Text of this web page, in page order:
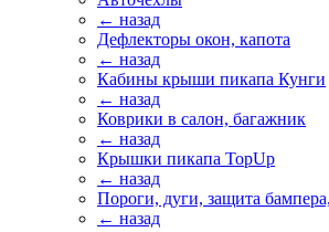
← назад
Дефлекторы окон, капота
← назад
Кабины крыши пикапа Кунги
← назад
Коврики в салон, багажник
← назад
Крышки пикапа TopUp
← назад
Пороги, дуги, защита
← назад